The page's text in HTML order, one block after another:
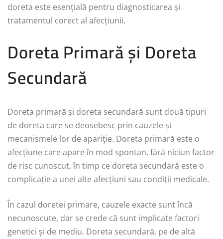
doreta este esențială pentru diagnosticarea și
tratamentul corect al afecțiunii.
Doreta Primară și Doreta
Secundară
Doreta primară și doreta secundară sunt două tipuri
de doreta care se deosebesc prin cauzele și
mecanismele lor de apariție. Doreta primară este o
afecțiune care apare în mod spontan, fără niciun factor
de risc cunoscut, în timp ce doreta secundară este o
complicație a unei alte afecțiuni sau condiții medicale.
În cazul doretei primare, cauzele exacte sunt încă
necunoscute, dar se crede că sunt implicate factori
genetici și de mediu. Doreta secundară, pe de altă